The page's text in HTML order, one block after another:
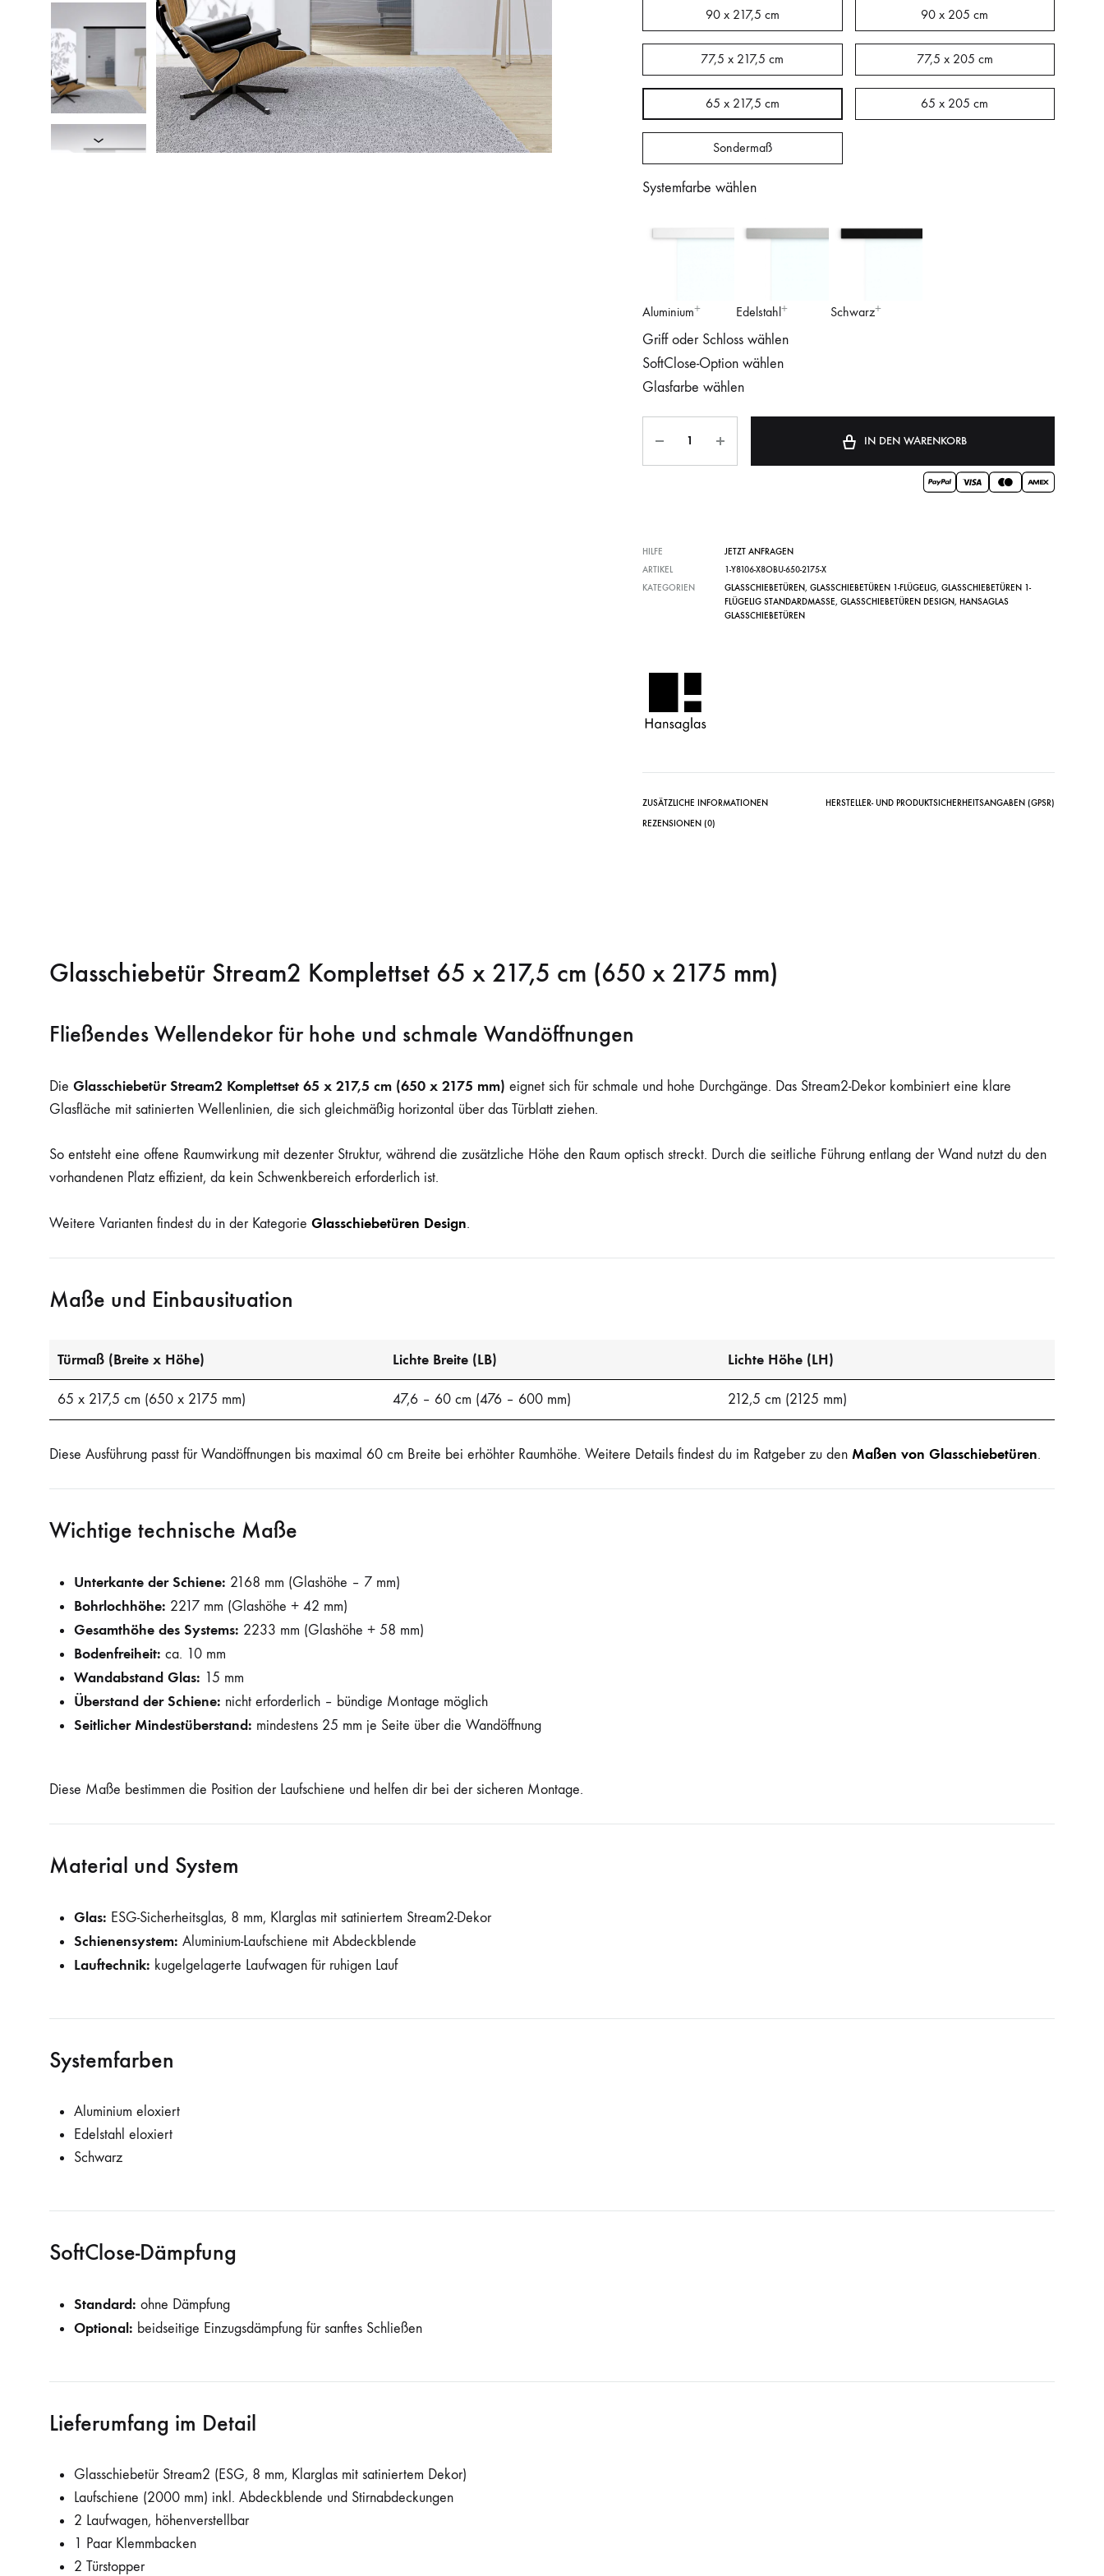
90 x 217,5 cm 90 x 205 cm
77,5 x 217,5 cm 77,5 x 205 cm
65 x 217,5 cm 65 x 205 cm
Sondermaß
Systemfarbe wählen
Aluminium Edelstahl Schwarz
Griff oder Schloss wählen
SoftClose-Option wählen
Glasfarbe wählen
IN DEN WARENKORB
HILFE
JETZT ANFRAGEN
ARTIKEL
1-Y8106-X8OBU-650-2175-X
KATEGORIEN
GLASSCHIEBETÜREN, GLASSCHIEBETÜREN 1-FLÜGELIG, GLASSCHIEBETÜREN 1-
FLÜGELIG STANDARDMASSE , GLASSCHIEBETÜREN DESIGN, HANSAGLAS
GLASSCHIEBETÜREN
ZUSÄTZLICHE INFORMATIONEN
HERSTELLER- UND PRODUKTSICHERHEITSANGABEN (GPSR)
REZENSIONEN (0)
Glasschiebetür Stream2 Komplettset 65 x 217,5 cm (650 x 2175 mm)
Fließendes Wellendekor für hohe und schmale Wandöffnungen
Die Glasschiebetür Stream2 Komplettset 65 x 217,5 cm (650 x 2175 mm) eignet sich für schmale und hohe Durchgänge. Das Stream2-Dekor kombiniert eine klare
Glasfläche mit satinierten Wellenlinien, die sich gleichmäßig horizontal über das Türblatt ziehen.
So entsteht eine offene Raumwirkung mit dezenter Struktur, während die zusätzliche Höhe den Raum optisch streckt. Durch die seitliche Führung entlang der Wand nutzt du den
vorhandenen Platz effizient, da kein Schwenkbereich erforderlich ist.
Weitere Varianten findest du in der Kategorie Glasschiebetüren Design.
Maße und Einbausituation
Türmaß (Breite x Höhe) Lichte Breite (LB) Lichte Höhe (LH)
65 x 217,5 cm (650 x 2175 mm) 47,6 – 60 cm (476 – 600 mm) 212,5 cm (2125 mm)
Diese Ausführung passt für Wandöffnungen bis maximal 60 cm Breite bei erhöhter Raumhöhe. Weitere Details findest du im Ratgeber zu den Maßen von Glasschiebetüren.
Wichtige technische Maße
Unterkante der Schiene: 2168 mm (Glashöhe – 7 mm)
Bohrlochhöhe: 2217 mm (Glashöhe + 42 mm)
Gesamthöhe des Systems: 2233 mm (Glashöhe + 58 mm)
Bodenfreiheit: ca. 10 mm
Wandabstand Glas: 15 mm
Überstand der Schiene: nicht erforderlich – bündige Montage möglich
Seitlicher Mindestüberstand: mindestens 25 mm je Seite über die Wandöffnung
Diese Maße bestimmen die Position der Laufschiene und helfen dir bei der sicheren Montage.
Material und System
Glas: ESG-Sicherheitsglas, 8 mm, Klarglas mit satiniertem Stream2-Dekor
Schienensystem: Aluminium-Laufschiene mit Abdeckblende
Lauftechnik: kugelgelagerte Laufwagen für ruhigen Lauf
Systemfarben
Aluminium eloxiert
Edelstahl eloxiert
Schwarz
SoftClose-Dämpfung
Standard: ohne Dämpfung
Optional: beidseitige Einzugsdämpfung für sanftes Schließen
Lieferumfang im Detail
Glasschiebetür Stream2 (ESG, 8 mm, Klarglas mit satiniertem Dekor)
Laufschiene (2000 mm) inkl. Abdeckblende und Stirnabdeckungen
2 Laufwagen, höhenverstellbar
1 Paar Klemmbacken
2 Türstopper